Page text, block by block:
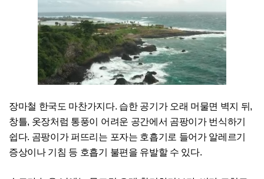
장마철 한국도 마찬가지다. 습한 공기가 오래 머물면 벽지 뒤,
창틀, 옷장처럼 통풍이 어려운 공간에서 곰팡이가 번식하기
쉽다. 곰팡이가 퍼뜨리는 포자는 호흡기로 들어가 알레르기
증상이나 기침 등 호흡기 불편을 유발할 수 있다.